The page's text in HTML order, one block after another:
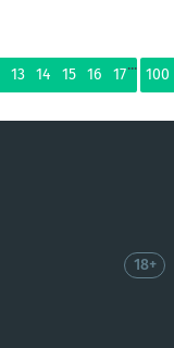
13 14 15 16 17
...
100
18+